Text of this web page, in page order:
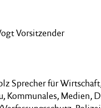
Vorsitzender
Sprecher für
Kommunales, Medien,